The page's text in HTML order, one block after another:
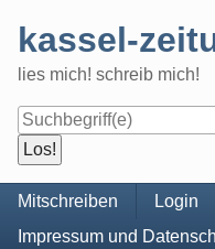
content
kassel-
lies mich! schreib mich!
Navigation
Mitschreiben Login
Impressum und